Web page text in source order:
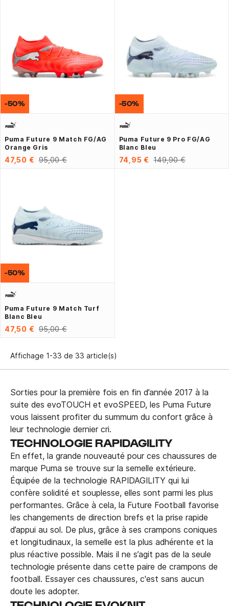
Puma Future 9 Match FG/AG
Orange Gris
47,50 € 95,00 €
-50%
Puma Future 9 Pro FG/AG
Blanc Bleu
74,95 € 149,90 €
-50%
Puma Future 9 Match Turf
Blanc Bleu
47,50 € 95,00 €
-50%
Affichage 1-33 de 33 article(s)
Sorties pour la première fois en fin d’année 2017 à la
suite des evoTOUCH et evoSPEED, les Puma Future
vous laissent profiter du summum du confort grâce à
leur technologie dernier cri.
TECHNOLOGIE RAPIDAGILITY
En effet, la grande nouveauté pour ces chaussures de
marque Puma se trouve sur la semelle extérieure.
Équipée de la technologie RAPIDAGILITY qui lui
confère solidité et souplesse, elles sont parmi les plus
performantes. Grâce à cela, la Future Football favorise
les changements de direction brefs et la prise rapide
d’appui au sol. De plus, grâce à ses crampons coniques
et longitudinaux, la semelle est la plus adhérente et la
plus réactive possible. Mais il ne s’agit pas de la seule
technologie présente dans cette paire de crampons de
football. Essayer ces chaussures, c'est sans aucun
doute les adopter.